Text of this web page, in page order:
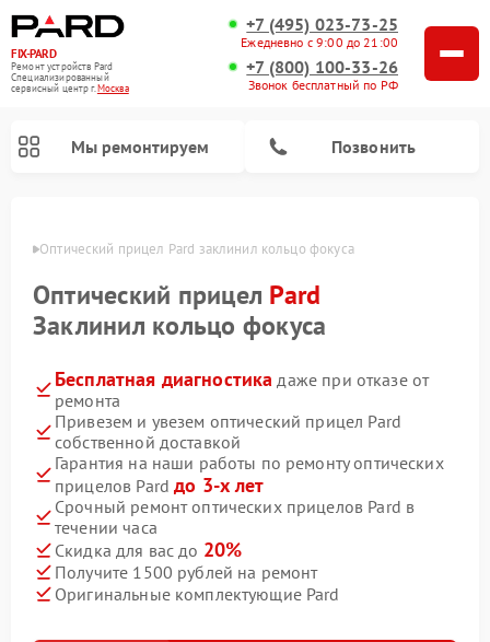
FIX-PARD
Ремонт устройств Pard
Специализированный
cервисный центр г.Москва
+7 (495) 023-73-25
Ежедневно с 9:00 до 21:00
+7 (800) 100-33-26
Звонок бесплатный по РФ
Мы ремонтируем Позвонить
Оптический прицел Pard заклинил кольцо фокуса
Оптический прицел Pard
Заклинил кольцо фокуса
Бесплатная диагностика даже при отказе от
ремонта
Привезем и увезем оптический прицел Pard
собственной доставкой
Гарантия на наши работы по ремонту оптических
прицелов Pardдо 3-х лет
Срочный ремонт оптических прицелов Pard в
течении часа
Скидка для вас до 20%
Получите 1500 рублей на ремонт
Оригинальные комплектующие Pard